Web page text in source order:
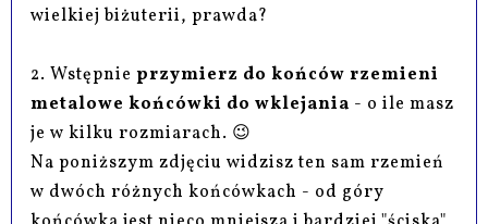
wielkiej biżuterii, prawda?
2. Wstępnieprzymierz do końców rzemieni
metalowe końcówki do wklejania - o ile masz
je w kilku rozmiarach. 😉
Na poniższym zdjęciu widzisz ten sam rzemień
w dwóch różnych końcówkach - od góry